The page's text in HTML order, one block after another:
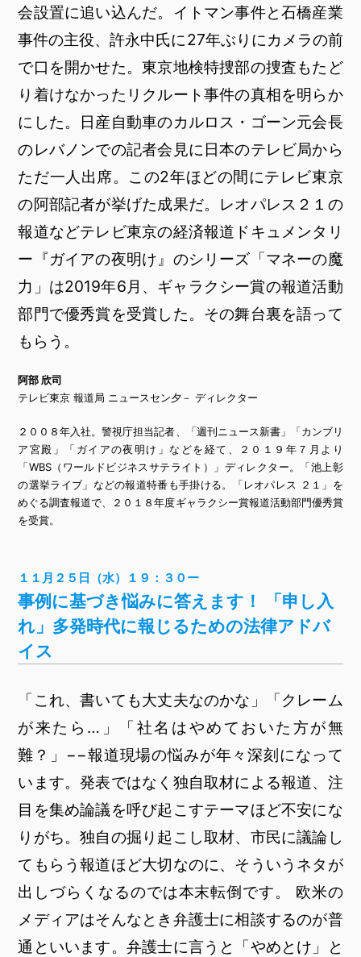
会設置に追い込んだ。イトマン事件と石橋産業
事件の主役、許永中氏に27年ぶりにカメラの前
で口を開かせた。東京地検特捜部の捜査もたど
り着けなかったリクルート事件の真相を明らか
にした。日産自動車のカルロス・ゴーン元会長
のレバノンでの記者会見に日本のテレビ局から
ただ一人出席。この2年ほどの間にテレビ東京
の阿部記者が挙げた成果だ。レオパレス２１の
報道などテレビ東京の経済報道ドキュメンタリ
ー『ガイアの夜明け』のシリーズ「マネーの魔
力」は2019年6月、ギャラクシー賞の報道活動
部門で優秀賞を受賞した。その舞台裏を語って
もらう。
阿部 欣司
テレビ東京 報道局 ニュースセン夕－ ディレクター
２００８年入社。警視庁担当記者、「週刊ニュース新書」「カンブリ
ア宮殿」「ガイアの夜明け」などを経て、２０１９年７月より
「WBS（ワールドビジネスサテライト）」ディレクター。「池上彰
の選挙ライブ」などの報道特番も手掛ける。「レオパレス ２１」を
めぐる調査報道で、２０１８年度ギャラクシー賞報道活動部門優秀賞
を受賞。
１１月２５日（水）１９：３０ー
事例に基づき悩みに答えます！ 「申し入
れ」多発時代に報じるための法律アドバ
イス
「これ、書いても大丈夫なのかな」「クレーム
が来たら…」「社名はやめておいた方が無
難？」−−報道現場の悩みが年々深刻になって
います。発表ではなく独自取材による報道、注
目を集め論議を呼び起こすテーマほど不安にな
りがち。独自の掘り起こし取材、市民に議論し
てもらう報道ほど大切なのに、そういうネタが
出しづらくなるのでは本末転倒です。 欧米の
メディアはそんなとき弁護士に相談するのが普
通といいます。弁護士に言うと「やめとけ」と